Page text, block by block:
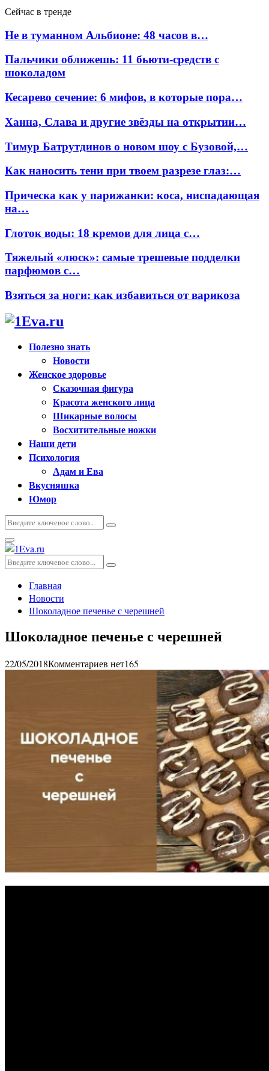
Сейчас в тренде
Не в туманном Альбионе: 48 часов в…
Пальчики оближешь: 11 бьюти-средств с
шоколадом
Кесарево сечение: 6 мифов, в которые пора…
Ханна, Слава и другие звёзды на открытии…
Тимур Батрутдинов о новом шоу с Бузовой,…
Как наносить тени при твоем разрезе глаз:…
Прическа как у парижанки: коса, ниспадающая
на…
Глоток воды: 18 кремов для лица с…
Тяжелый «люск»: самые трешевые подделки
парфюмов с…
Взяться за ноги: как избавиться от варикоза
Полезно знать
Новости
Женское здоровье
Сказочная фигура
Красота женского лица
Шикарные волосы
Восхитительные ножки
Наши дети
Психология
Адам и Ева
Вкусняшка
Юмор
Искать:
Поиск
Основное
меню
Искать:
Поиск
Главная
Новости
Шоколадное печенье с черешней
Шоколадное печенье с черешней
22/05/2018Комментариев нет165